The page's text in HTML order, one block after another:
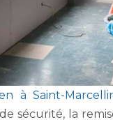
à Saint-
sécurité, la